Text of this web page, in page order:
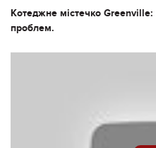
Котеджне містечко Greenville:
проблем.